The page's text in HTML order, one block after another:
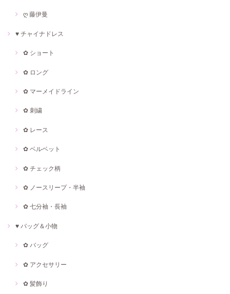
ღ 藤伊曼
♥ チャイナドレス
✿ ショート
✿ ロング
✿ マーメイドライン
✿ 刺繍
✿ レース
✿ ベルベット
✿ チェック柄
✿ ノースリープ・半袖
✿ 七分袖・長袖
♥ バッグ＆小物
✿ バッグ
✿ アクセサリー
✿ 髪飾り